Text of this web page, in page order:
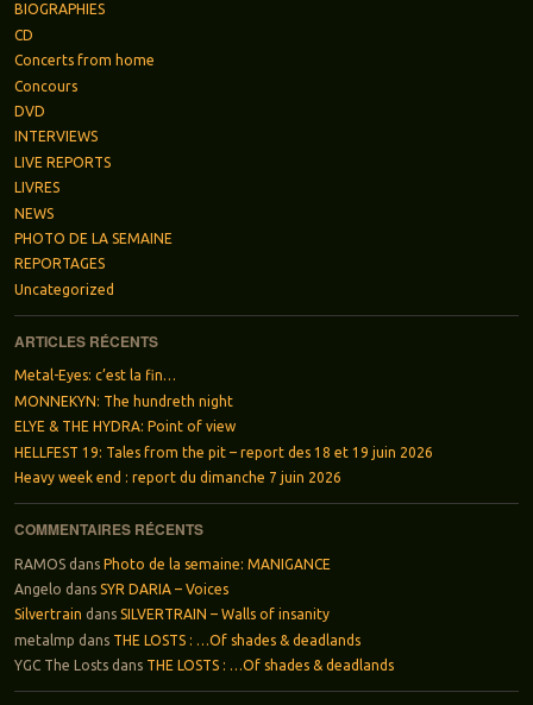
BIOGRAPHIES
CD
Concerts from home
Concours
DVD
INTERVIEWS
LIVE REPORTS
LIVRES
NEWS
PHOTO DE LA SEMAINE
REPORTAGES
Uncategorized
ARTICLES RÉCENTS
Metal-Eyes: c’est la fin…
MONNEKYN: The hundreth night
ELYE & THE HYDRA: Point of view
HELLFEST 19: Tales from the pit – report des 18 et 19 juin 2026
Heavy week end : report du dimanche 7 juin 2026
COMMENTAIRES RÉCENTS
RAMOSdans Photo de la semaine: MANIGANCE
Angelo dans SYR DARIA – Voices
Silvertrain dans SILVERTRAIN – Walls of insanity
metalmp dans THE LOSTS : …Of shades & deadlands
YGC The Lostsdans THE LOSTS : …Of shades & deadlands